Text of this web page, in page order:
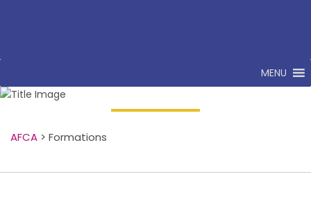
MENU
AFCA > Formations